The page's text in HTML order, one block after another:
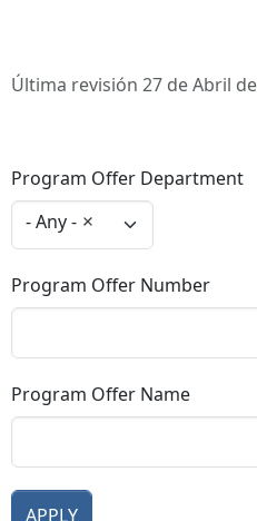
Última revisión 27 de Abril
Program Offer Department
- Any -
Program Offer Number
Program Offer Name